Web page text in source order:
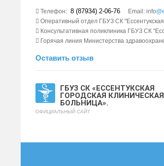
Телефон: 8 (87934) 2-06-76 Email: info
Оперативный отдел ГБУЗ СК
Консультативная поликлиника ГБУЗ СК
Горячая линия Министерства
Оставить отзыв
ГБУЗ СК «ЕССЕНТУКСКАЯ
ГОРОДСКАЯ КЛИНИЧЕСКАЯ
БОЛЬНИЦА».
ОФИЦИАЛЬНЫЙ САЙТ